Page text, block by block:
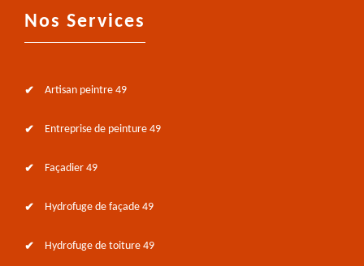
Nos Services
Artisan peintre 49
Entreprise de peinture 49
Façadier 49
Hydrofuge de façade 49
Hydrofuge de toiture 49